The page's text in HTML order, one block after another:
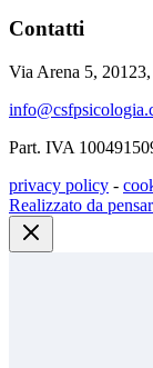
Contatti
Via Arena 5,
Part. IVA
privacy policy -
Realizzato da